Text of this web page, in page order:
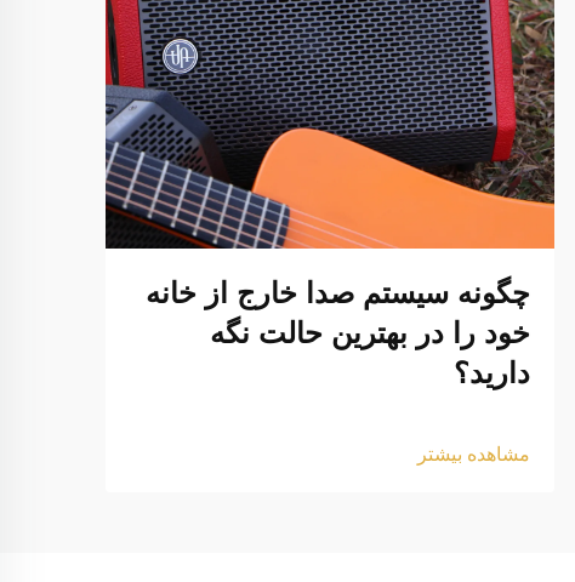
چگونه سیستم صدا خارج از خانه
خود را در بهترین حالت نگه
دارید؟
مشاهده بیشتر